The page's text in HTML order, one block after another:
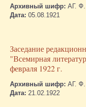
Архивный шифр: АГ.
Дата: 05.08.1921
Заседание
"Всемирная
февраля 1922 г.
Архивный шифр: АГ.
Дата: 21.02.1922